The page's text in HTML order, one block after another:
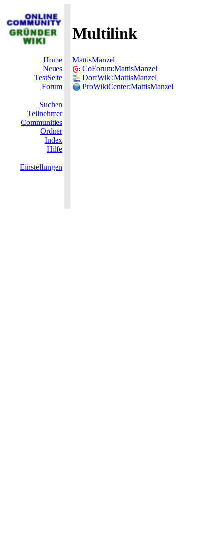
Multilink
Home
Neues
TestSeite
Forum
Suchen
Teilnehmer
Communities
Ordner
Index
Hilfe
Einstellungen
MattisManzel
CoForum:MattisManzel
DorfWiki:MattisManzel
ProWikiCenter:MattisManzel